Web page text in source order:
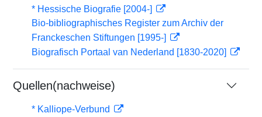
* Hessische Biografie [2004-]
Bio-bibliographisches Register zum Archiv der
Franckeschen Stiftungen [1995-]
Biografisch Portaal van Nederland [1830-2020]
Quellen(nachweise)
* Kalliope-Verbund